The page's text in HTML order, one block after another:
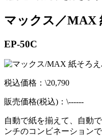
マックス／MAX
EP-50C
税込価格：\20,790
販売価格(税込)：\------
自動で紙を揃えて、自動
ンチのコンビネーション